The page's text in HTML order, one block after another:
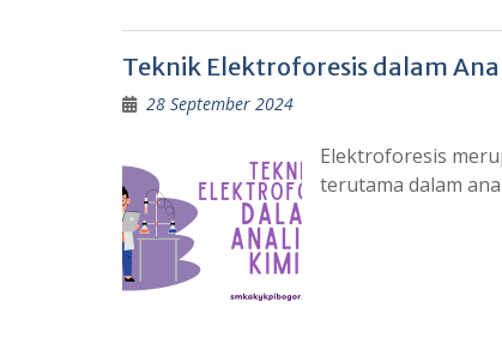
Teknik Elektroforesis dalam
28 September 2024
Elektroforesis
terutama dalam